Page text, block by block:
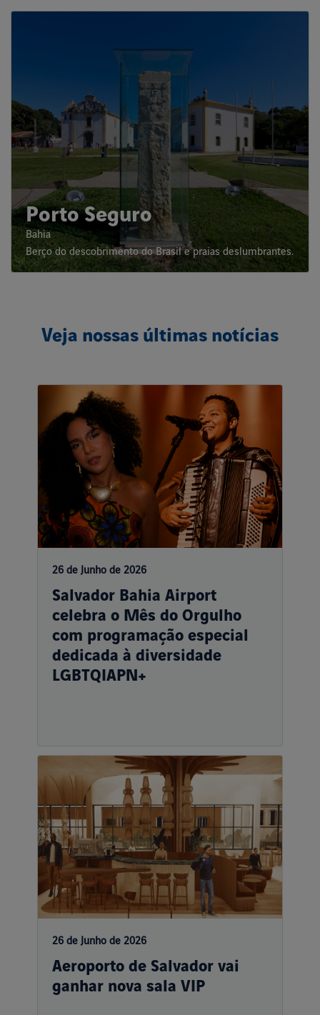
Porto Seguro
Bahia
Berço do descobrimento do Brasil e praias deslumbrantes.
Veja nossas últimas notícias
26 de Junho de 2026
Salvador Bahia Airport
celebra o Mês do Orgulho
com programação especial
dedicada à diversidade
LGBTQIAPN+
26 de Junho de 2026
Aeroporto de Salvador vai
ganhar nova sala VIP